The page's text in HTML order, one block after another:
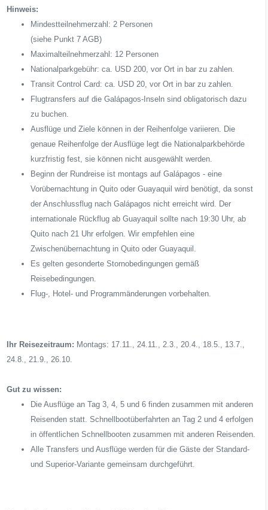
Hinweis:
Mindestteilnehmerzahl: 2 Personen
(siehe Punkt 7 AGB)
Maximalteilnehmerzahl: 12 Personen
Nationalparkgebühr: ca. USD 200, vor Ort in bar zu zahlen.
Transit Control Card: ca. USD 20, vor Ort in bar zu zahlen.
Flugtransfers auf die Galápagos-Inseln sind obligatorisch dazu
zu buchen.
Ausflüge und Ziele können in der Reihenfolge variieren. Die
genaue Reihenfolge der Ausflüge legt die Nationalparkbehörde
kurzfristig fest, sie können nicht ausgewählt werden.
Beginn der Rundreise ist montags auf Galápagos - eine
Vorübernachtung in Quito oder Guayaquil wird benötigt, da sonst
der Anschlussflug nach Galápagos nicht erreicht wird. Der
internationale Rückflug ab Guayaquil sollte nach 19:30 Uhr, ab
Quito nach 21 Uhr erfolgen. Wir empfehlen eine
Zwischenübernachtung in Quito oder Guayaquil.
Es gelten gesonderte Stornobedingungen gemäß
Reisebedingungen.
Flug-, Hotel- und Programmänderungen vorbehalten.
Ihr Reisezeitraum: Montags: 17.11., 24.11., 2.3., 20.4., 18.5., 13.7.,
24.8., 21.9., 26.10.
Gut zu wissen:
Die Ausflüge an Tag 3, 4, 5 und 6 finden zusammen mit anderen
Reisenden statt. Schnellbootüberfahrten an Tag 2 und 4 erfolgen
in öffentlichen Schnellbooten zusammen mit anderen Reisenden.
Alle Transfers und Ausflüge werden für die Gäste der Standard-
und Superior-Variante gemeinsam durchgeführt.